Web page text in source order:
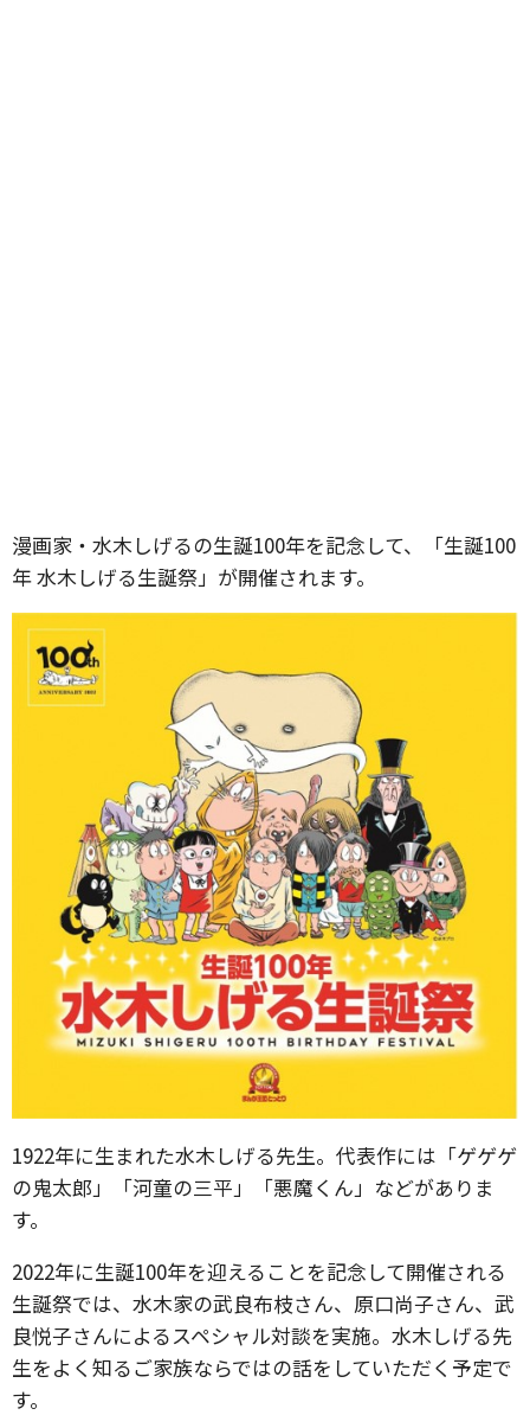
漫画家・水木しげるの生誕100年を記念して、「生誕100
年 水木しげる生誕祭」が開催されます。
1922年に生まれた水木しげる先生。代表作には「ゲゲゲ
の鬼太郎」「河童の三平」「悪魔くん」などがありま
す。
2022年に生誕100年を迎えることを記念して開催される
生誕祭では、水木家の武良布枝さん、原口尚子さん、武
良悦子さんによるスペシャル対談を実施。水木しげる先
生をよく知るご家族ならではの話をしていただく予定で
す。